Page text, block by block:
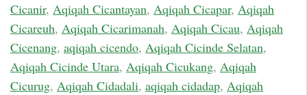
Cicanir, Aqiqah Cicantayan, Aqiqah Cicapar, Aqiqah
Cicareuh, Aqiqah Cicarimanah, Aqiqah Cicau, Aqiqah
Cicenang, aqiqah cicendo, Aqiqah Cicinde Selatan,
Aqiqah Cicinde Utara, Aqiqah Cicukang, Aqiqah
Cicurug, Aqiqah Cidadali, aqiqah cidadap, Aqiqah